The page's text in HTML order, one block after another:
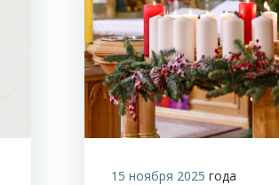
15 ноября 2025 года